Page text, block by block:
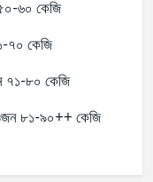
৬০ কেজি
৭০ কেজি
৭১-৮০ কেজি
৮১-৯০++ কেজি